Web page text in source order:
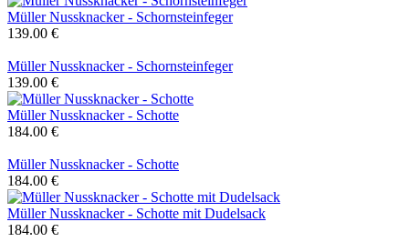
Müller Nussknacker - Schornsteinfeger
139.00 €
Müller Nussknacker - Schornsteinfeger
139.00 €
Müller Nussknacker - Schotte
184.00 €
Müller Nussknacker - Schotte
184.00 €
Müller Nussknacker - Schotte mit Dudelsack
184.00 €